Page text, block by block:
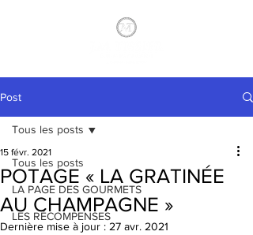
Post
Tous les posts
LA PAGE DES GOURMETS
LES RÉCOMPENSES
Tous les posts
POTAGE « LA GRATINÉE
AU CHAMPAGNE »
15 févr. 2021
Dernière mise à jour : 27 avr. 2021